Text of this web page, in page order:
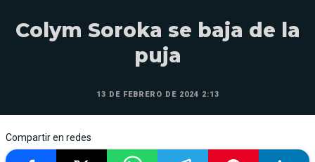
Colym Soroka se baja de la
puja
13 DE FEBRERO DE 2024 2:13
Compartir en redes